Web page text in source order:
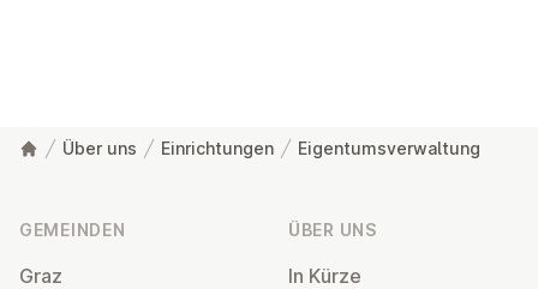
Über uns Einrichtungen Eigentumsverwaltung
GEMEINDEN
Graz
ÜBER UNS
In Kürze